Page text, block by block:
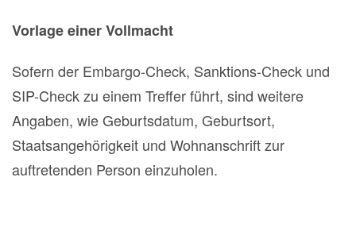
Vorlage einer Vollmacht
Sofern der Embargo-Check, Sanktions-Check und
SIP-Check zu einem Treffer führt, sind weitere
Angaben, wie Geburtsdatum, Geburtsort,
Staatsangehörigkeit und Wohnanschrift zur
auftretenden Person einzuholen.